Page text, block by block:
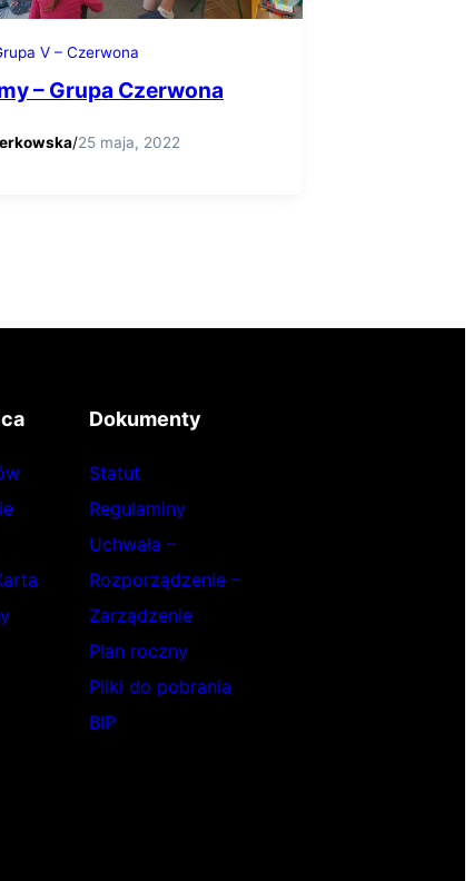
V – Czerwona
– Grupa Czerwona
/25 maja, 2022
Dokumenty
Statut
Regulaminy
Uchwała –
Rozporządzenie –
Zarządzenie
Plan roczny
Pliki do pobrania
BIP